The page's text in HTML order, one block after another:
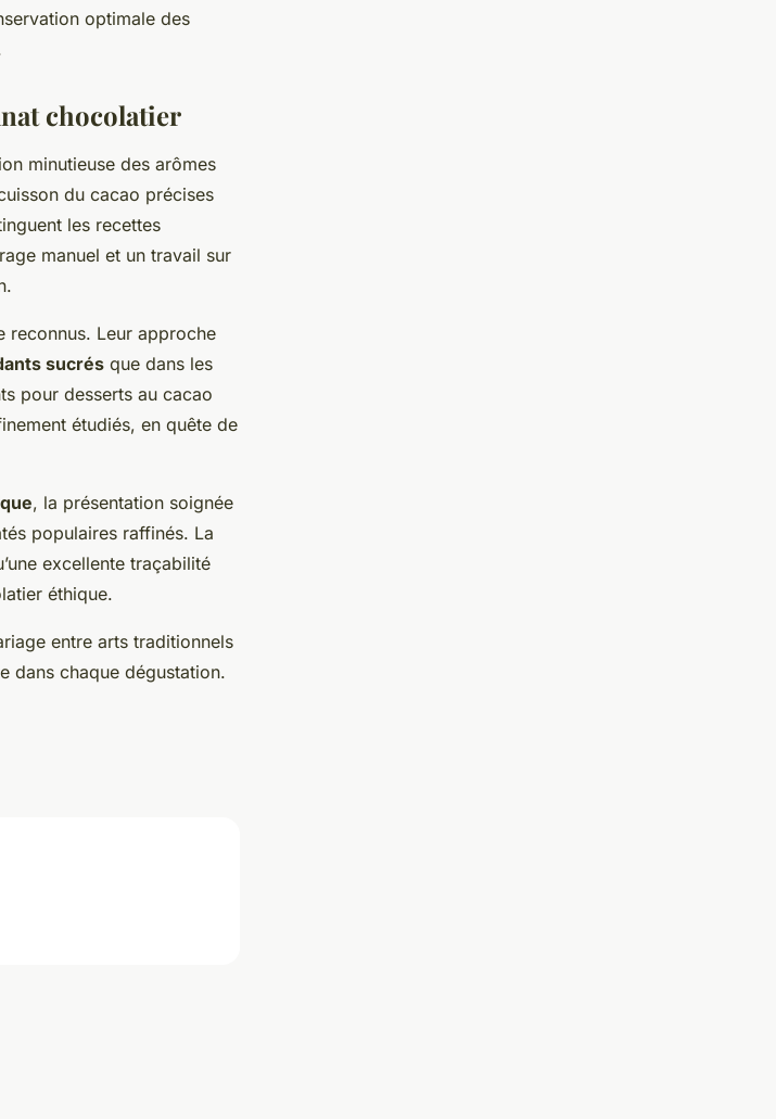
optimale des
chocolatier
minutieuse des arômes
du cacao précises
les recettes
manuel et un travail sur
reconnus. Leur approche
sucrés que dans les
pour desserts au cacao
étudiés, en quête de
, la présentation soignée
populaires raffinés. La
excellente traçabilité
éthique.
entre arts traditionnels
dans chaque dégustation.